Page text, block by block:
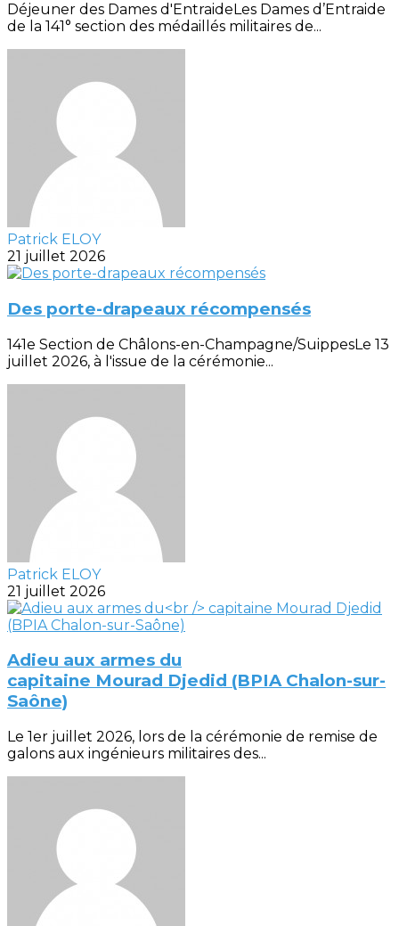
Déjeuner des Dames d'EntraideLes Dames d’Entraide
de la 141° section des médaillés militaires de...
Patrick ELOY
21 juillet 2026
Des porte-drapeaux récompensés
141e Section de Châlons-en-Champagne/SuippesLe 13
juillet 2026, à l'issue de la cérémonie...
Patrick ELOY
21 juillet 2026
Adieu aux armes du
capitaine Mourad Djedid (BPIA Chalon-sur-
Saône)
Le 1er juillet 2026, lors de la cérémonie de remise de
galons aux ingénieurs militaires des...